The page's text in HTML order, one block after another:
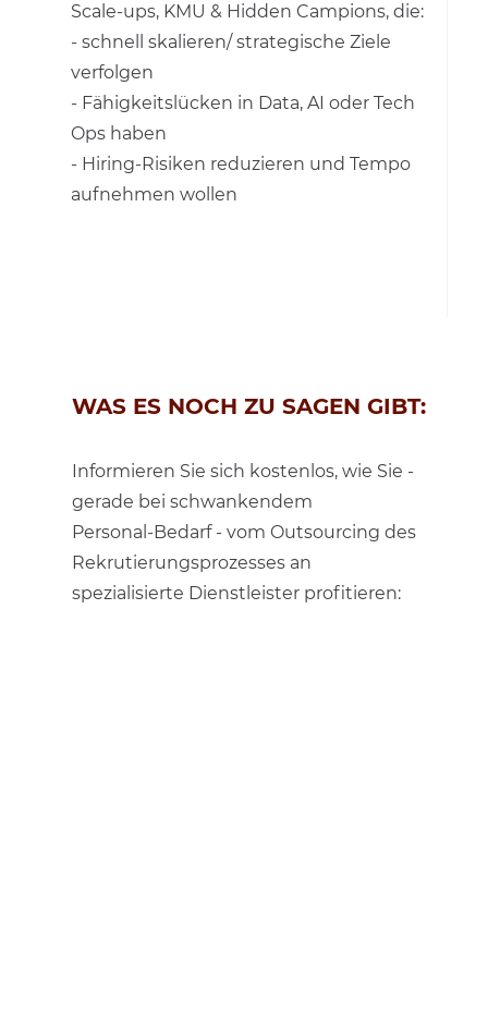
Scale-ups, KMU & Hidden Campions, die:
- schnell skalieren/ strategische Ziele
verfolgen
- Fähigkeitslücken in Data, AI oder Tech
Ops haben
- Hiring-Risiken reduzieren und Tempo
aufnehmen wollen
WAS ES NOCH ZU SAGEN GIBT:
Informieren Sie sich kostenlos, wie Sie -
gerade bei schwankendem
Personal-Bedarf - vom Outsourcing des
Rekrutierungsprozesses an
spezialisierte Dienstleister profitieren: